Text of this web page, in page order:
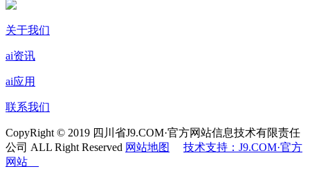
关于我们
ai资讯
ai应用
联系我们
CopyRight © 2019 四川省J9.COM·官方网站信息技术有限责任
公司 ALL Right Reserved 网站地图
技术支持：J9.COM·官方
网站